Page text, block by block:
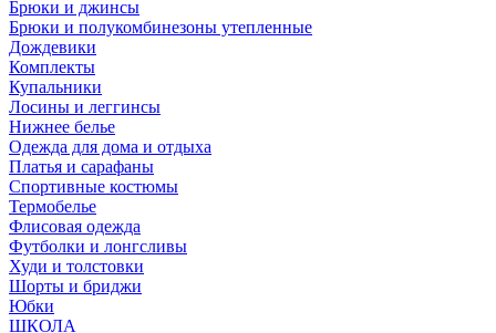
Брюки и джинсы
Брюки и полукомбинезоны утепленные
Дождевики
Комплекты
Купальники
Лосины и леггинсы
Нижнее белье
Одежда для дома и отдыха
Платья и сарафаны
Спортивные костюмы
Термобелье
Флисовая одежда
Футболки и лонгсливы
Худи и толстовки
Шорты и бриджи
Юбки
ШКОЛА